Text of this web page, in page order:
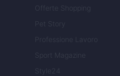
Offerte Shopping
Pet Story
Professione Lavoro
Sport Magazine
Style24